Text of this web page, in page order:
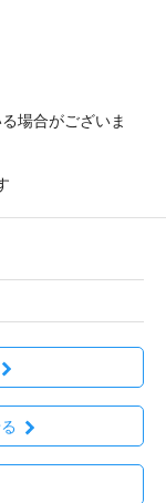
場合がございま